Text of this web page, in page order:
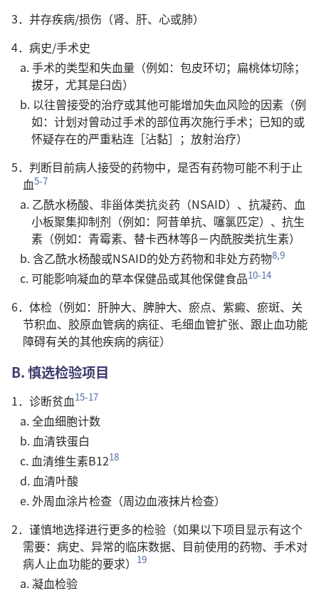
3．并存疾病/损伤（肾、肝、心或肺）
4．病史/手术史
a. 手术的类型和失血量（例如：包皮环切；扁桃体切除；
拔牙，尤其是臼齿）
b. 以往曾接受的治疗或其他可能增加失血风险的因素（例
如：计划对曾动过手术的部位再次施行手术；已知的或
怀疑存在的严重粘连［沾黏］；放射治疗）
5．判断目前病人接受的药物中，是否有药物可能不利于止
血5-7
a. 乙酰水杨酸、非甾体类抗炎药（NSAID）、抗凝药、血
小板聚集抑制剂（例如：阿昔单抗、噻氯匹定）、抗生
素（例如：青霉素、替卡西林等β－内酰胺类抗生素）
b. 含乙酰水杨酸或NSAID的处方药物和非处方药物8,9
c. 可能影响凝血的草本保健品或其他保健食品10-14
6．体检（例如：肝肿大、脾肿大、瘀点、紫癜、瘀斑、关
节积血、胶原血管病的病征、毛细血管扩张、跟止血功能
障碍有关的其他疾病的病征）
B. 慎选检验项目
1．诊断贫血15-17
a. 全血细胞计数
b. 血清铁蛋白
c. 血清维生素B1218
d. 血清叶酸
e. 外周血涂片检查（周边血液抹片检查）
2．谨慎地选择进行更多的检验（如果以下项目显示有这个
需要：病史、异常的临床数据、目前使用的药物、手术对
病人止血功能的要求）
19
a. 凝血检验